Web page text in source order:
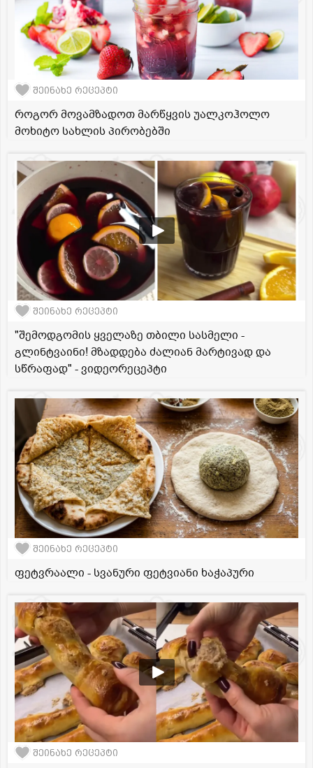
შეინახე რეცეპტი
როგორ მოვამზადოთ მარწყვის უალკოჰოლო
მოხიტო სახლის პირობებში
შეინახე რეცეპტი
"შემოდგომის ყველაზე თბილი სასმელი -
გლინტვაინი! მზადდება ძალიან მარტივად და
სწრაფად" - ვიდეორეცეპტი
შეინახე რეცეპტი
ფეტვრაალი - სვანური ფეტვიანი ხაჭაპური
შეინახე რეცეპტი